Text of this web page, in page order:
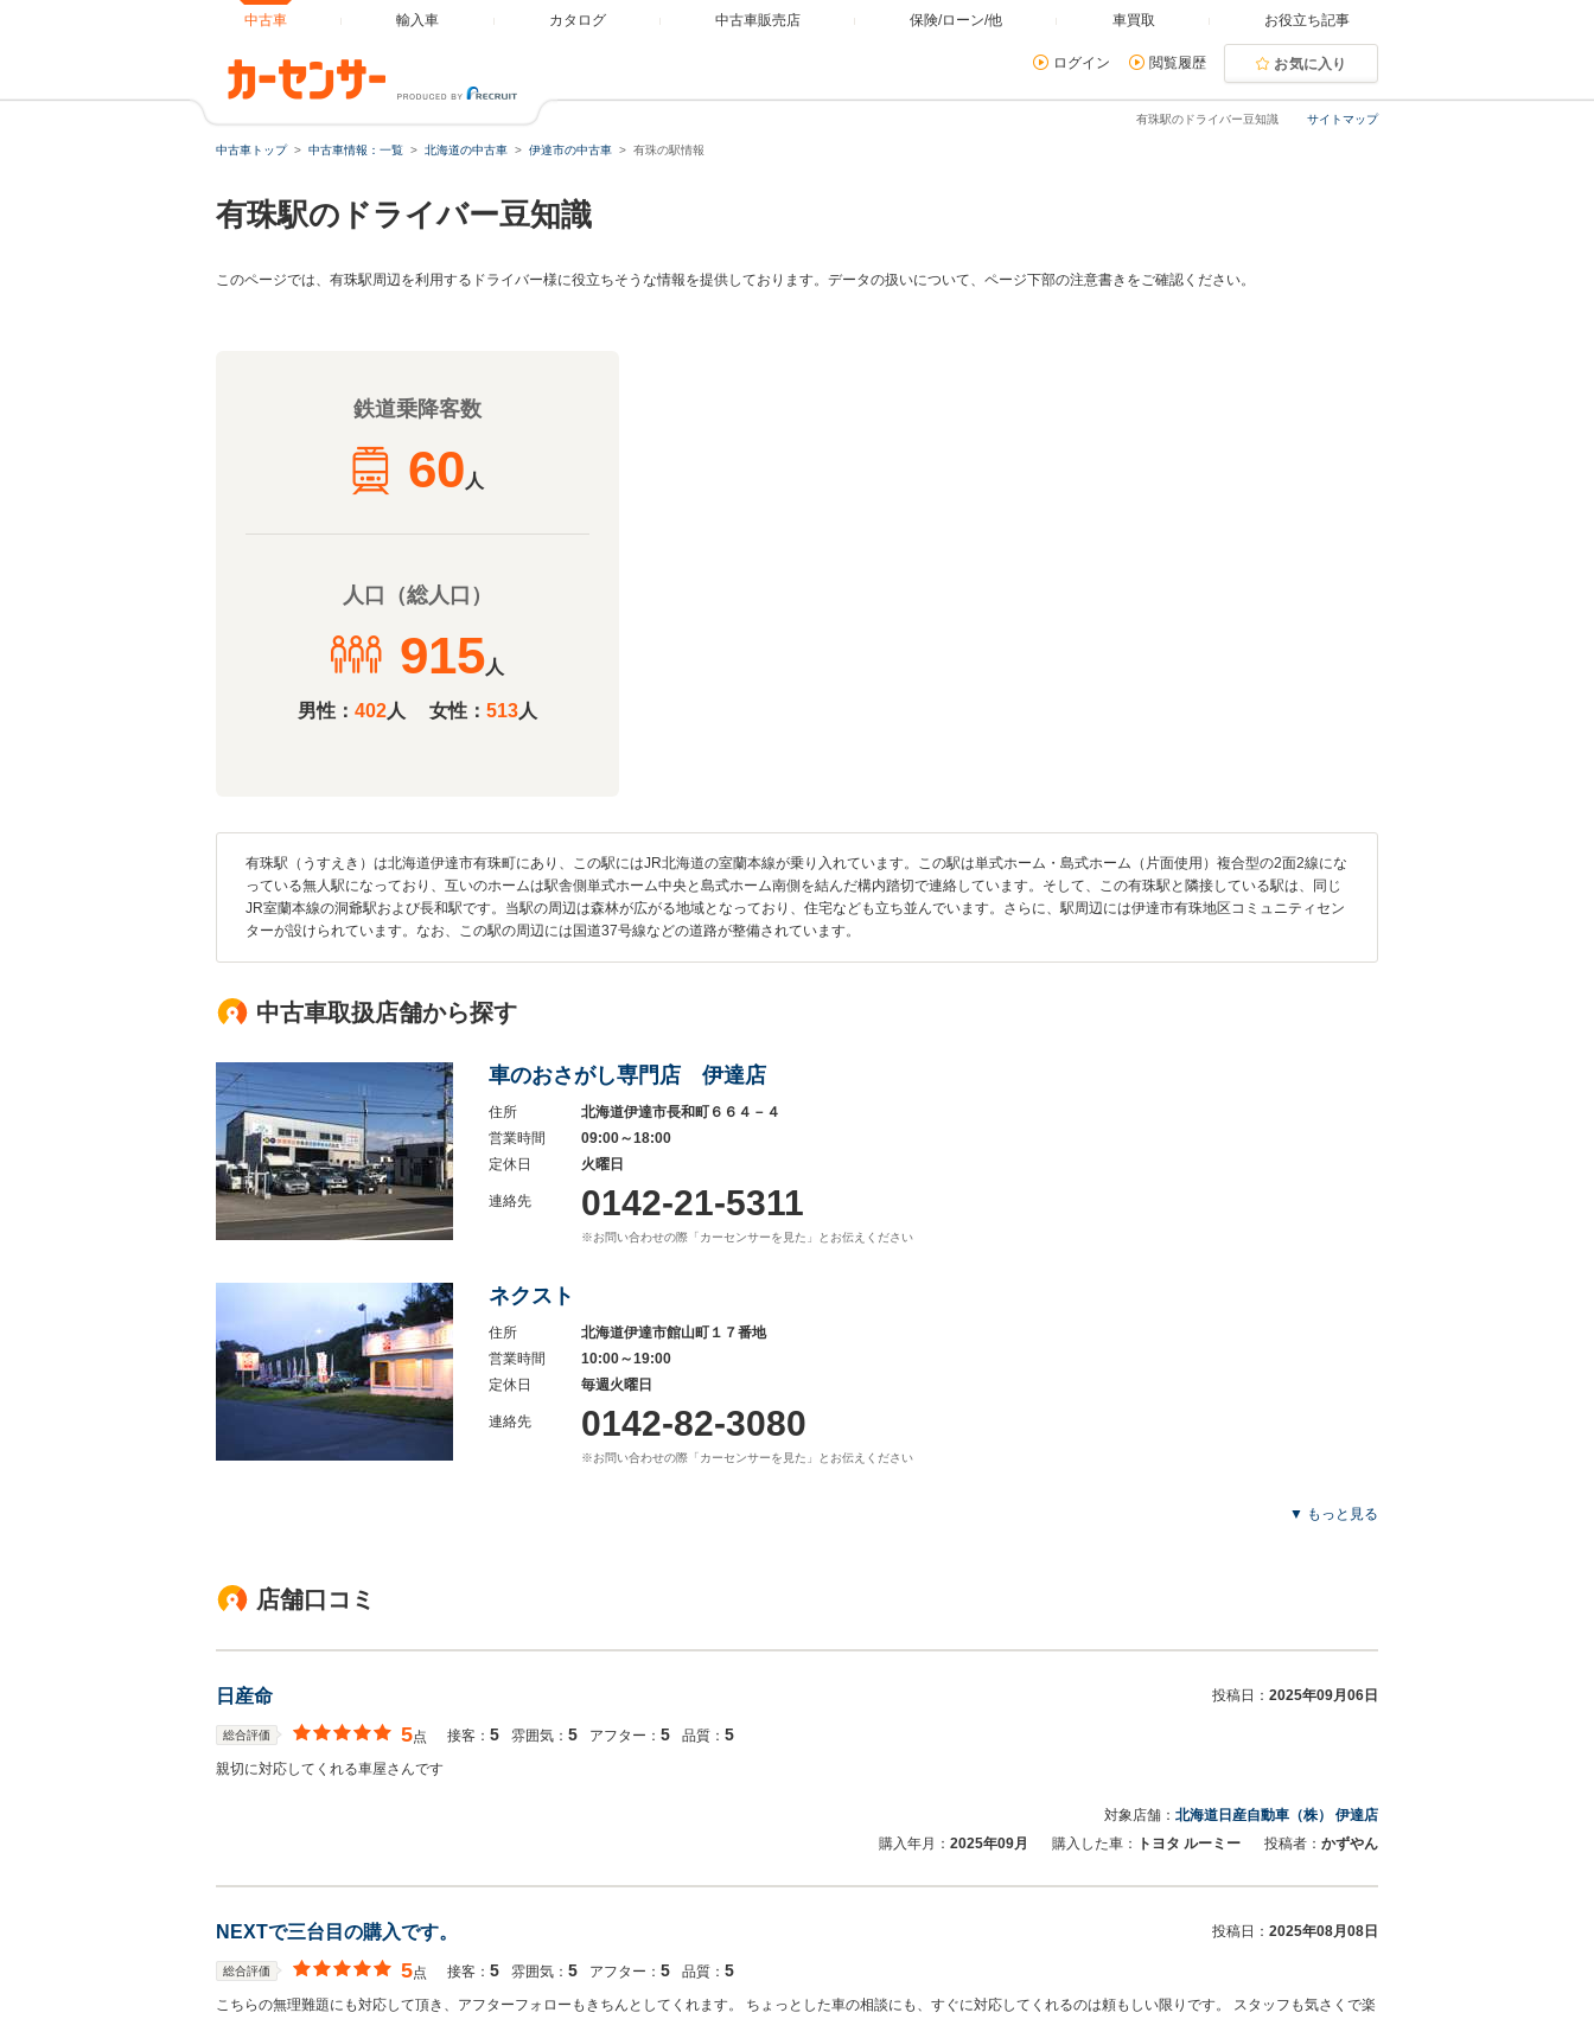
中古車 輸入車 カタログ 中古車販売店 保険/ローン/他 車買取 お役立ち記事
ログイン 閲覧履歴 お気に入り
サイトマップ
有珠駅のドライバー豆知識
中古車トップ 中古車情報：一覧 北海道の中古車 伊達市の中古車 有珠の駅情報
有珠駅のドライバー豆知識
このページでは、有珠駅周辺を利用するドライバー様に役立ちそうな情報を提供しております。データの扱いについて、ページ下部の注意書きをご確認ください。
鉄道乗降客数
60 人
人口（総人口）
915人
男性： 402人 女性： 513人
有珠駅（うすえき）は北海道伊達市有珠町にあり、この駅にはJR北海道の室蘭本線が乗り入れています。この駅は単式ホーム・島式ホーム（片面使用）複合型の2面2線にな
っている無人駅になっており、互いのホームは駅舎側単式ホーム中央と島式ホーム南側を結んだ構内踏切で連絡しています。そして、この有珠駅と隣接している駅は、同じ
JR室蘭本線の洞爺駅および長和駅です。当駅の周辺は森林が広がる地域となっており、住宅なども立ち並んでいます。さらに、駅周辺には伊達市有珠地区コミュニティセン
ターが設けられています。なお、この駅の周辺には国道37号線などの道路が整備されています。
中古車取扱店舗から探す
車のおさがし専門店 伊達店
住所
北海道伊達市長和町６６４－４
営業時間
09:00～18:00
定休日
火曜日
連絡先 0142-21-5311
※お問い合わせの際「カーセンサーを見た」とお伝えください
ネクスト
住所
北海道伊達市館山町１７番地
営業時間
10:00～19:00
定休日
毎週火曜日
連絡先 0142-82-3080
※お問い合わせの際「カーセンサーを見た」とお伝えください
▼ もっと見る
店舗口コミ
日産命 投稿日： 2025年09月06日
総合評価 5点 接客： 5 雰囲気： 5 アフター： 5 品質： 5
親切に対応してくれる車屋さんです
対象店舗： 北海道日産自動車（株） 伊達店
購入年月： 2025年09月 購入した車： トヨタ ルーミー 投稿者： かずやん
NEXTで三台目の購入です。 投稿日： 2025年08月08日
総合評価 5点 接客： 5 雰囲気： 5 アフター： 5 品質： 5
こちらの無理難題にも対応して頂き、アフターフォローもきちんとしてくれます。 ちょっとした車の相談にも、すぐに対応してくれるのは頼もしい限りです。 スタッフも気さくで楽